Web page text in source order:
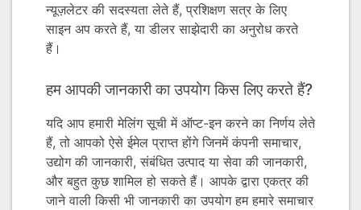
न्यूज़लेटर की सदस्यता लेते हैं, प्रशिक्षण सत्र के लिए
साइन अप करते हैं, या डीलर साझेदारी का अनुरोध करते
हैं।
हम आपकी जानकारी का उपयोग किस लिए करते हैं?
यदि आप हमारी मेलिंग सूची में ऑप्ट-इन करने का निर्णय लेते
हैं, तो आपको ऐसे ईमेल प्राप्त होंगे जिनमें कंपनी समाचार,
उद्योग की जानकारी, संबंधित उत्पाद या सेवा की जानकारी,
और बहुत कुछ शामिल हो सकते हैं। आपके द्वारा एकत्र की
जाने वाली किसी भी जानकारी का उपयोग हम हमारे समाचार